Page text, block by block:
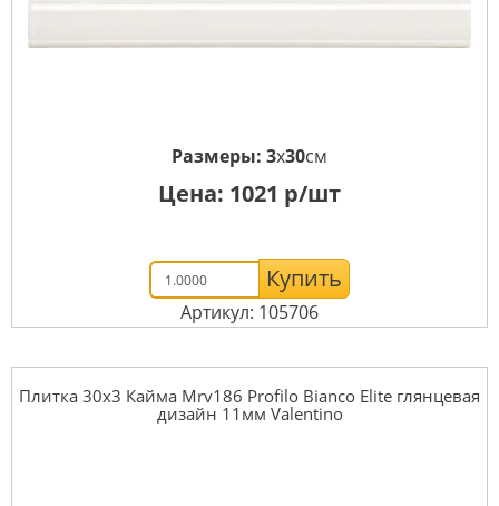
Размеры: 3x30см
Цена: 1021 р/шт
Купить
Артикул: 105706
Плитка 30x3 Кайма Mrv186 Profilo Bianco Elite глянцевая
дизайн 11мм Valentino